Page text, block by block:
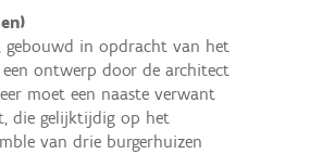
gebouwd in opdracht van het
ontwerp door de architect
moet een naaste verwant
die gelijktijdig op het
van drie burgerhuizen